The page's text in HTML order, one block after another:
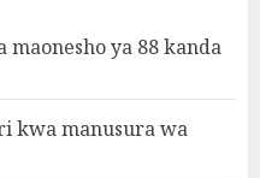
ya 88 kanda
kwa manusura wa